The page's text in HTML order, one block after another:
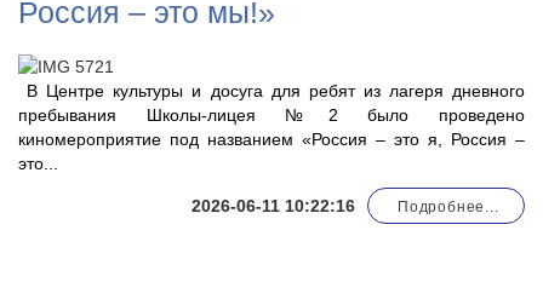
Россия – это мы!»
2026-06-11 10:22:16
В Центре культуры и досуга для ребят из лагеря дневного
пребывания Школы-лицея №2 было проведено
киномероприятие под названием «Россия – это я, Россия –
это...
Подробнее...